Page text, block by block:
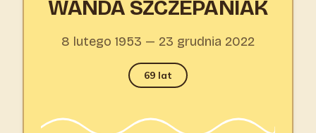
WANDA SZCZEPANIAK
8 lutego 1953 — 23 grudnia 2022
69 lat